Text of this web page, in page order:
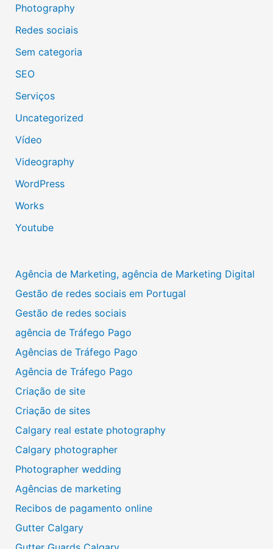
Photography
Redes sociais
Sem categoria
SEO
Serviços
Uncategorized
Vídeo
Videography
WordPress
Works
Youtube
Agência de Marketing, agência de Marketing Digital
Gestão de redes sociais em Portugal
Gestão de redes sociais
agência de Tráfego Pago
Agências de Tráfego Pago
Agência de Tráfego Pago
Criação de site
Criação de sites
Calgary real estate photography
Calgary photographer
Photographer wedding
Agências de marketing
Recibos de pagamento online
Gutter Calgary